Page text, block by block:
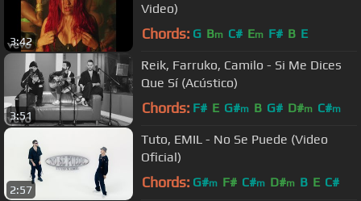
3:42
Video)
Chords: G Bm C# Em F# B E
3:51
Reik, Farruko, Camilo - Si Me Dices
Que Sí (Acústico)
Chords: F# E G#m B G# D#m C#m
2:57
Tuto, EMIL - No Se Puede (Video
Oficial)
Chords: G#m F# C#m D#m B E C#